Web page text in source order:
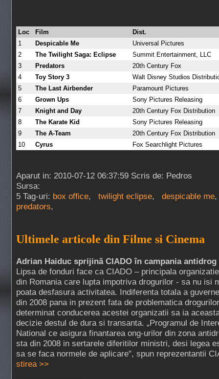
Loc Film
Dist.
1
Despicable Me
Universal Pictures
2
The Twilight Saga: Eclipse
Summit Entertainment, LLC
3
Predators
20th Century Fox
4
Toy Story 3
Walt Disney Studios
5
The Last Airbender
Paramount Pictures
6
Grown Ups
Sony Pictures Releasing
7
Knight and Day
20th Century Fox Distribution
8
The Karate Kid
Sony Pictures Releasing
9
The A-Team
20th Century Fox Distribution
10
Cyrus Fox Searchlight Pictures
Aparut in: 2010-07-12 06:37:59 Scris de: Pedros
Sursa:
5 Tag-uri: box office, twilight eclipse, despicable me
predators,
Ultimele articole din Filme si Cinema
Adrian Haiduc sprijină CIADO în campania antidrog
Lipsa de fonduri face ca CIADO – principala organizatie
din Romania care lupta impotriva drogurilor - sa nu isi
poata desfasura activitatea. Indiferenta totala a
din 2008 pana in prezent fata de problematica
determinat conducerea acestei organizatii sa ia
decizie destul de dura si transanta. „Programul de
National ce asigura finantarea ong-urilor din zona
sta din 2008 in sertarele diferitilor ministri, desi legea
sa se faca normele de aplicare", spun reprezentantii
stirea >>